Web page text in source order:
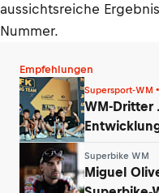
aussichtsreiche
Nummer.
Empfehlungen
Supersport-WM
WM-Dritter
Superbike WM
Miguel